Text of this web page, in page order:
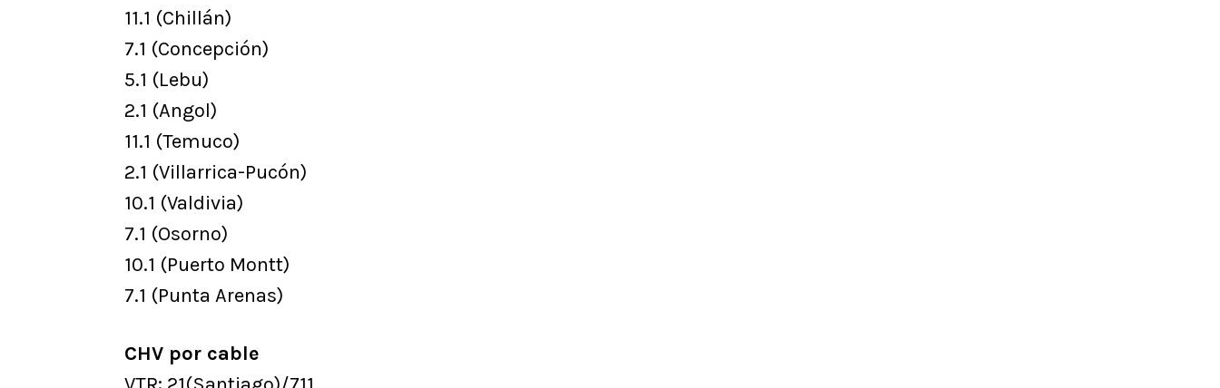
11.1 (Chillán)
7.1 (Concepción)
5.1 (Lebu)
2.1 (Angol)
11.1 (Temuco)
2.1 (Villarrica-Pucón)
10.1 (Valdivia)
7.1 (Osorno)
10.1 (Puerto Montt)
7.1 (Punta Arenas)
CHV por cable